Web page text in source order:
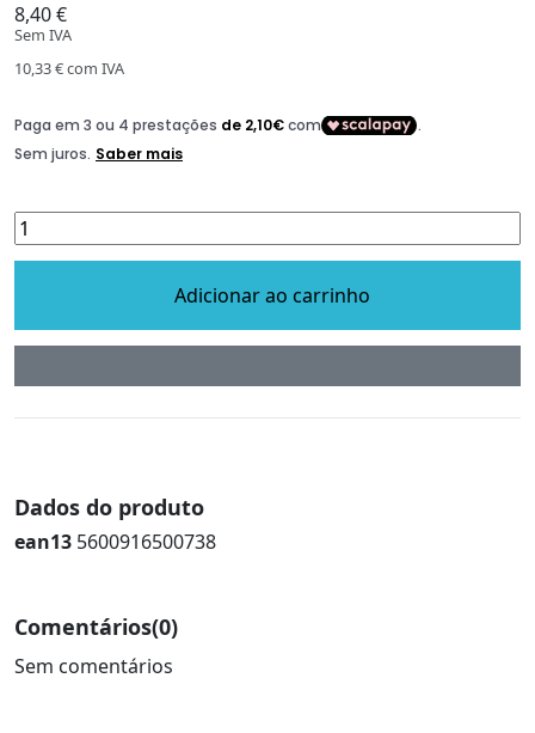
8,40 €
Sem IVA
10,33 €com IVA
Adicionar ao carrinho
Dados do produto
ean13 5600916500738
Comentários(0)
Sem comentários